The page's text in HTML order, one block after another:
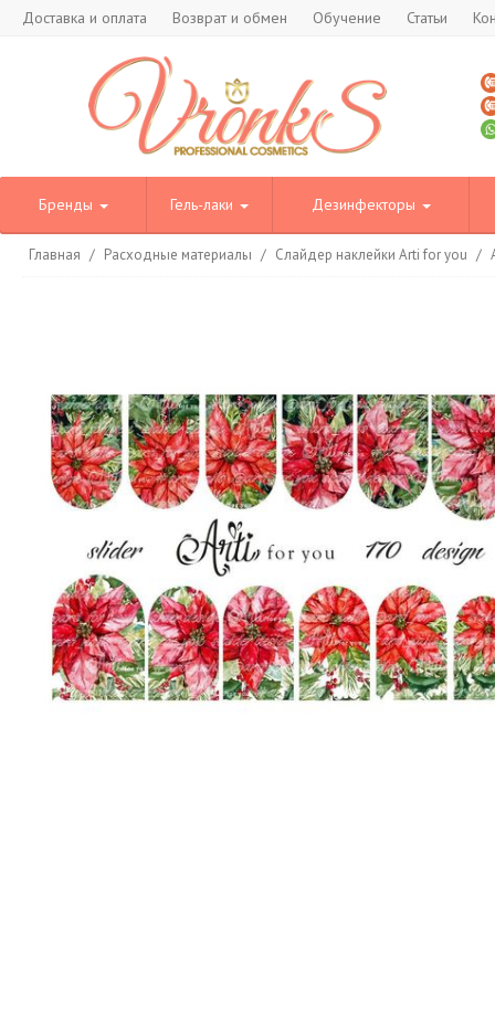
Доставка и оплата Возврат и обмен Обучение Статьи
Бренды Гель-лаки Дезинфекторы
Главная / Расходные материалы / Слайдер наклейки Arti for you /